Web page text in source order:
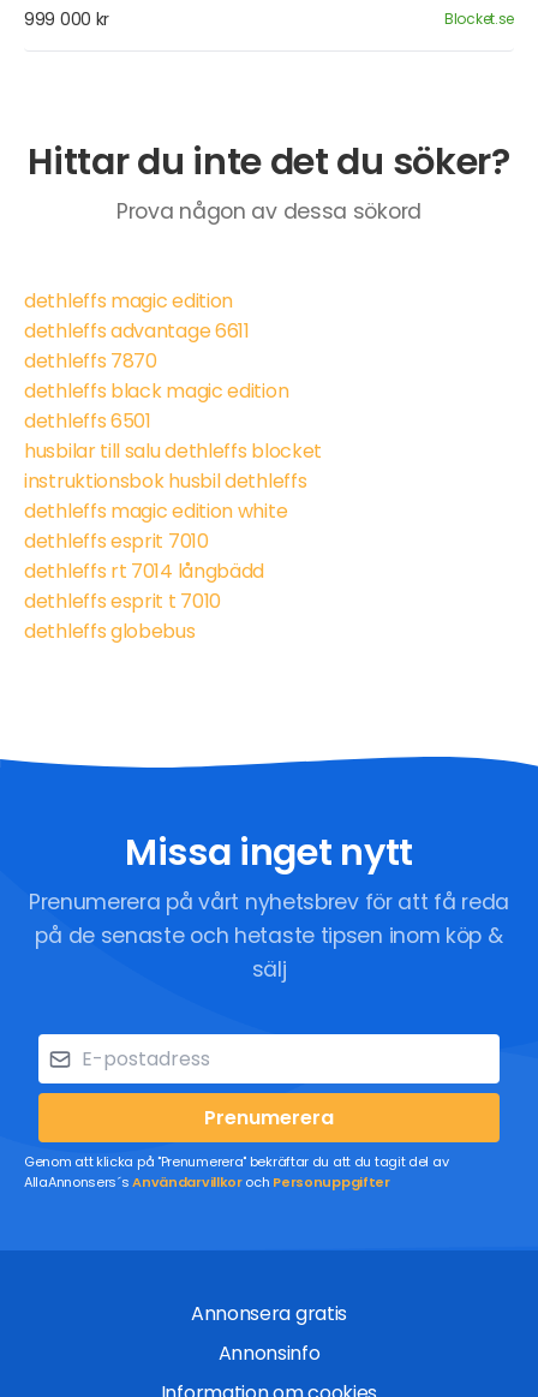
999 000 kr Blocket.se
Hittar du inte det du söker?
Prova någon av dessa sökord
dethleffs magic edition
dethleffs advantage 6611
dethleffs 7870
dethleffs black magic edition
dethleffs 6501
husbilar till salu dethleffs blocket
instruktionsbok husbil dethleffs
dethleffs magic edition white
dethleffs esprit 7010
dethleffs rt 7014 långbädd
dethleffs esprit t 7010
dethleffs globebus
Missa inget nytt
Prenumerera på vårt nyhetsbrev för att få reda
på de senaste och hetaste tipsen inom köp &
sälj
Prenumerera
Genom att klicka på "Prenumerera" bekräftar du att du tagit del av
AllaAnnonsers´sAnvändarvillkoroch Personuppgifter
Annonsera gratis
Annonsinfo